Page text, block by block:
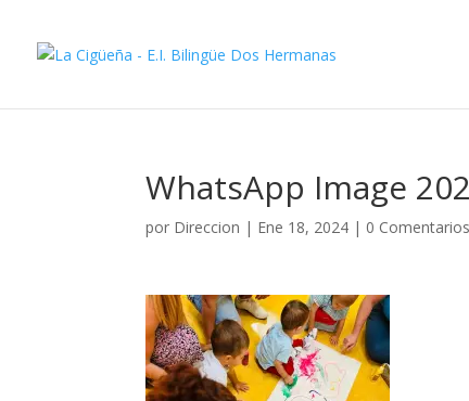
WhatsApp Image
por Direccion | Ene 18, 2024 | 0 Comentarios